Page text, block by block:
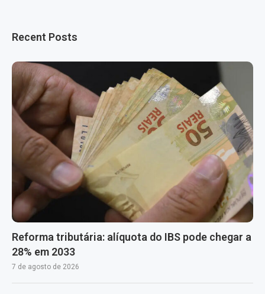
Recent Posts
Reforma tributária: alíquota do IBS pode chegar a
28% em 2033
7 de agosto de 2026